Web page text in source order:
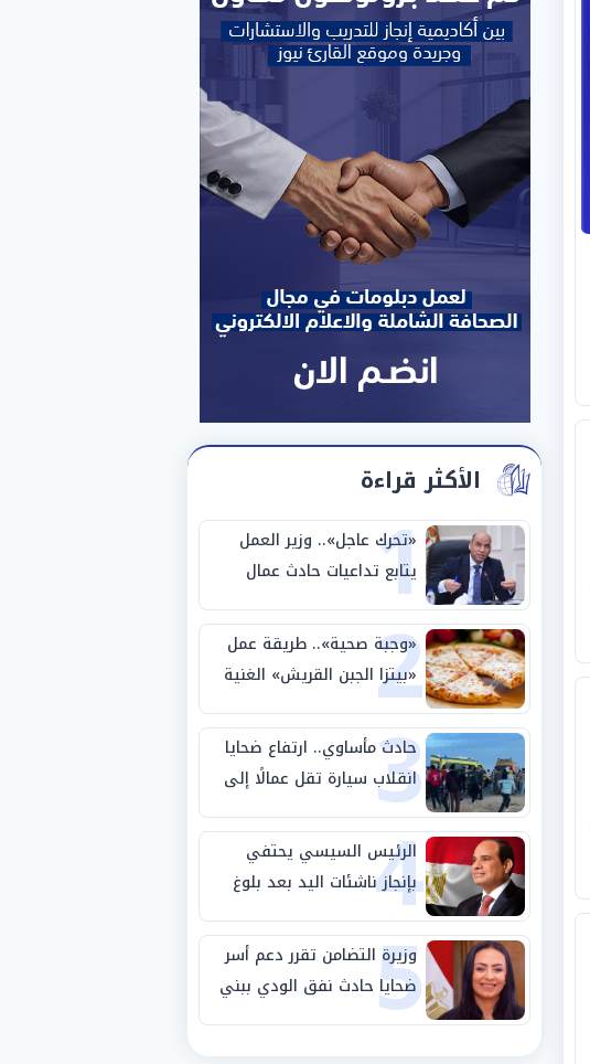
الأكثر قراءة
1
«تحرك عاجل».. وزير العمل
يتابع تداعيات حادث عمال
طريق بني سويف الصحراوي
2
«وجبة صحية».. طريقة عمل
«بيتزا الجبن القريش» الغنية
بالبروتين
3
حادث مأساوي.. ارتفاع ضحايا
انقلاب سيارة تقل عمالًا إلى
14 شخصًا
4
الرئيس السيسي يحتفي
بإنجاز ناشئات اليد بعد بلوغ
نصف نهائي كأس العالم
5
وزيرة التضامن تقرر دعم أسر
ضحايا حادث نفق الودي ببني
سويف